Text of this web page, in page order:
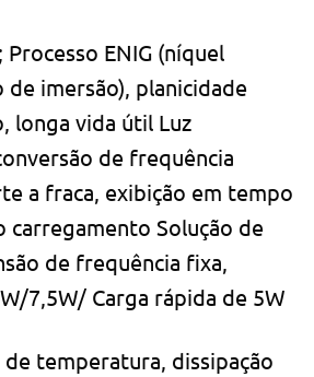
ENIG (níquel
imersão), planicidade
longa vida útil Luz
de frequência
a fraca, exibição em tempo
carregamento Solução de
de frequência fixa,
7,5W/ Carga rápida de 5W
temperatura, dissipação